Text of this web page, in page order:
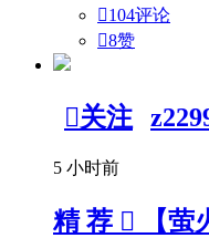
104评论
8赞
关注
5 小时前
精 荐 
【萤